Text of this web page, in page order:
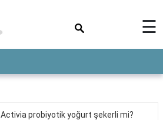
☰
Activia probiyotik yoğurt şekerli mi?